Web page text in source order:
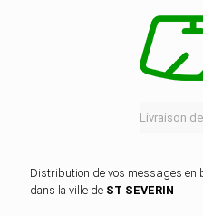
Livraison
Distribution de vos messages en
dans la ville de ST SEVERIN